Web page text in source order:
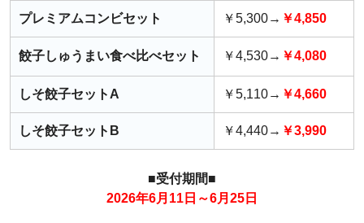
プレミアムコンビセット ￥5,300→ ￥4,850
餃子しゅうまい食べ比べセット ￥4,530→ ￥4,080
しそ餃子セットA ￥5,110→ ￥4,660
しそ餃子セットB ￥4,440→ ￥3,990
■受付期間■
2026年6月11日～6月25日